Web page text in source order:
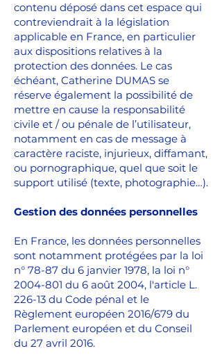
contenu déposé dans cet espace qui
contreviendrait à la législation
applicable en France, en particulier
aux dispositions relatives à la
protection des données. Le cas
échéant, Catherine DUMAS se
réserve également la possibilité de
mettre en cause la responsabilité
civile et / ou pénale de l’utilisateur,
notamment en cas de message à
caractère raciste, injurieux, diffamant,
ou pornographique, quel que soit le
support utilisé (texte, photographie…).
Gestion des données personnelles
En France, les données personnelles
sont notamment protégées par la loi
n° 78-87 du 6 janvier 1978, la loi n°
2004-801 du 6 août 2004, l'article L.
226-13 du Code pénal et le
Règlement européen 2016/679 du
Parlement européen et du Conseil
du 27 avril 2016.